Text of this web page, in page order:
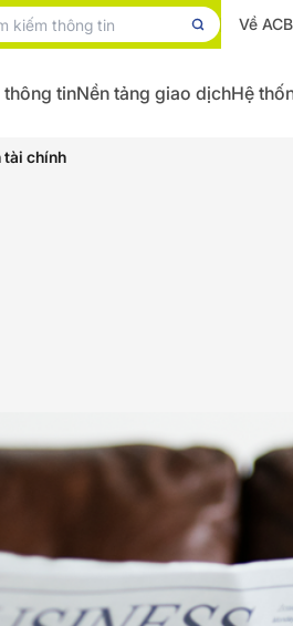
Về
tinNền tảng giao dịchHệ
tài chính